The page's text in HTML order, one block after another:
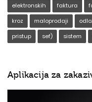
elektronskih
faktura
kroz
maloprodaji
pristup
sef) sistem
Aplikacija za